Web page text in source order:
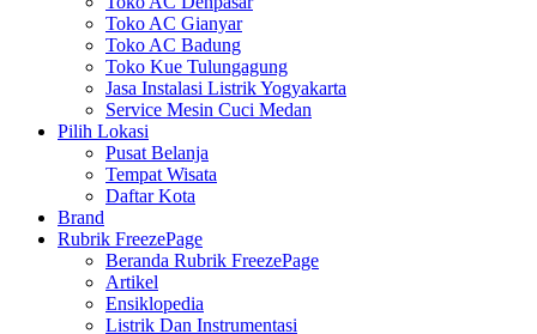
Toko AC Gianyar
Toko AC Badung
Toko Kue Tulungagung
Jasa Instalasi Listrik Yogyakarta
Service Mesin Cuci Medan
Pilih Lokasi
Pusat Belanja
Tempat Wisata
Daftar Kota
Brand
Rubrik FreezePage
Beranda Rubrik FreezePage
Artikel
Ensiklopedia
Listrik Dan Instrumentasi